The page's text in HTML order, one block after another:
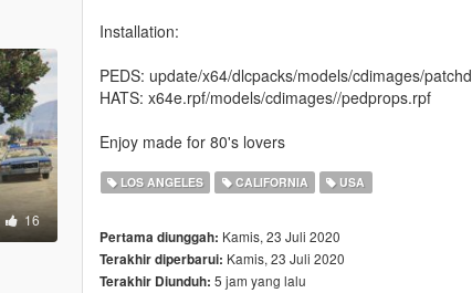
16
Installation:
PEDS: update/x64/dlcpacks/models/cdimages/
HATS: x64e.rpf/models/cdimages//pedprops.rpf
Enjoy made for 80's lovers
LOS ANGELES CALIFORNIA USA
Pertama diunggah: Kamis, 23 Juli 2020
Terakhir diperbarui: Kamis, 23 Juli 2020
Terakhir Diunduh: 5 jam yang lalu